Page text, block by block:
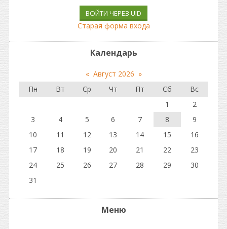
ВОЙТИ ЧЕРЕЗ UID
Старая форма входа
Календарь
« Август 2026 »
Пн
Вт Ср Чт Пт Сб
Вс
1
2
3
4 5 6 7 8
9
10
11 12 13 14 15
16
17
18 19 20 21 22
23
24
25 26 27 28 29
30
31
Меню